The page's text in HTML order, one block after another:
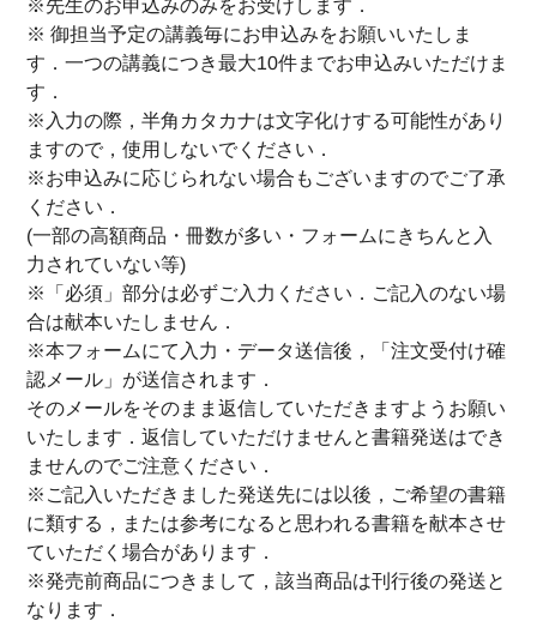
※先生のお申込みのみをお受けします．
※ 御担当予定の講義毎にお申込みをお願いいたしま
す．一つの講義につき最大10件までお申込みいただけま
す．
※入力の際，半角カタカナは文字化けする可能性があり
ますので，使用しないでください．
※お申込みに応じられない場合もございますのでご了承
ください．
(一部の高額商品・冊数が多い・フォームにきちんと入
力されていない等)
※「必須」部分は必ずご入力ください．ご記入のない場
合は献本いたしません．
※本フォームにて入力・データ送信後，「注文受付け確
認メール」が送信されます．
そのメールをそのまま返信していただきますようお願い
いたします．返信していただけませんと書籍発送はでき
ませんのでご注意ください．
※ご記入いただきました発送先には以後，ご希望の書籍
に類する，または参考になると思われる書籍を献本させ
ていただく場合があります．
※発売前商品につきまして，該当商品は刊行後の発送と
なります．